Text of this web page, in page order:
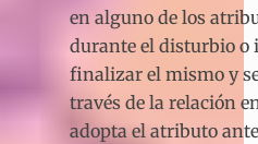
en alguno de los
durante el disturbio o
finalizar el mismo y
través de la relación
adopta el atributo